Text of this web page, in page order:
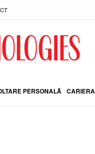
PERSONALĂ CARIERA